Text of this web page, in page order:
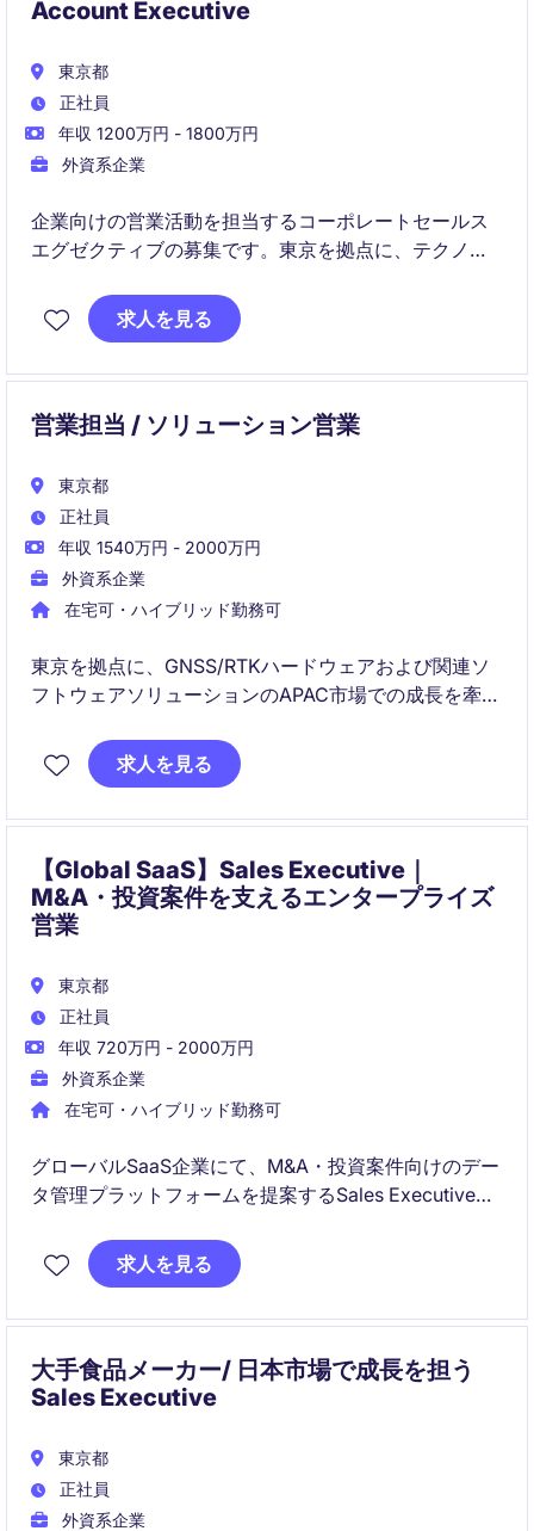
Account Executive
東京都
正社員
年収 1200万円 - 1800万円
外資系企業
企業向けの営業活動を担当するコーポレートセールス
エグゼクティブの募集です。東京を拠点に、テクノロ
す。
求人を見る
営業担当 / ソリューション営業
東京都
正社員
年収 1540万円 - 2000万円
外資系企業
在宅可・ハイブリッド勤務可
東京を拠点に、GNSS/RTKハードウェアおよび関連ソ
フトウェアソリューションのAPAC市場での成長を牽引
パートナー連携、ソリューション提案を通じて、測
量・建設・インフラ・農業・公共安全などの領域にお
求人を見る
【Global SaaS】Sales Executive｜
M&A・投資案件を支えるエンタープライズ
営業
東京都
正社員
年収 720万円 - 2000万円
外資系企業
在宅可・ハイブリッド勤務可
グローバルSaaS企業にて、M&A・投資案件向けのデー
タ管理プラットフォームを提案するSales Executiveを
新規顧客開拓から既存顧客深耕まで担当し、企業の重
求人を見る
大手食品メーカー/ 日本市場で成長を担う
Sales Executive
東京都
正社員
外資系企業